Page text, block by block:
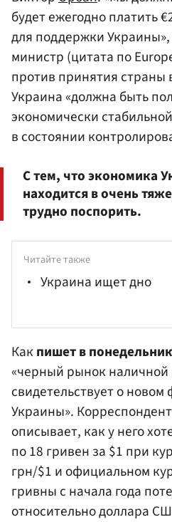
будет ежегодно платить
для поддержки
министр (цитата по
против принятия страны
Украина «должна быть
экономически
в состоянии
С тем, что экономика
находится в очень
трудно поспорить.
Читайте также
Украина ищет дно
Как пишет в
«черный рынок
свидетельствует о
Украины».
описывает, как у него
по 18 гривен за $1 при
грн/$1 и официальном
гривны с начала года
относительно доллара